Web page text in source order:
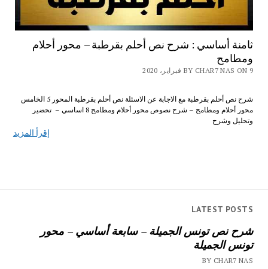
LATEST POSTS
شرح نص تونس الجميلة – سابعة أساسي – محور
تونس الجميلة
BY CHAR7 NAS
ثامنة أساسي : شرح نص أحلم بقرطبة – محور أحلام
ومطامح
BY CHAR7 NAS ON 9 فبراير، 2020
شرح نص أحلم بقرطبة مع الاجابة عن الاسئلة نص أحلم بقرطبة المحور 5 الخامس
محور أحلام ومطامح – شرح نصوص محور أحلام ومطامح 8 اساسي – تحضير
وتحليل وشرح
إقرأ المزيد